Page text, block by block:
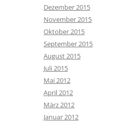
Dezember 2015
November 2015
Oktober 2015
September 2015
August 2015
Juli 2015
Mai 2012
April 2012
März 2012
Januar 2012